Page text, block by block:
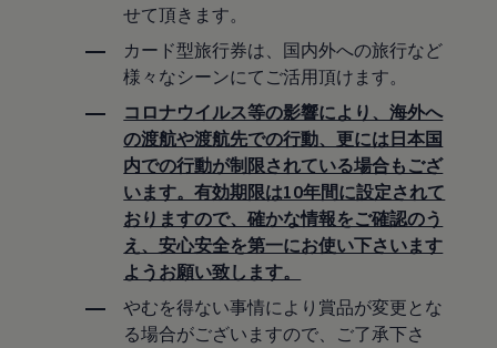
せて頂きます。
カード型旅行券は、国内外への旅行など
様々なシーンにてご活用頂けます。
コロナウイルス等の影響により、海外へ
の渡航や渡航先での行動、更には日本国
内での行動が制限されている場合もござ
います。有効期限は10年間に設定されて
おりますので、確かな情報をご確認のう
え、安心安全を第一にお使い下さいます
ようお願い致します。
やむを得ない事情により賞品が変更とな
る場合がございますので、ご了承下さ